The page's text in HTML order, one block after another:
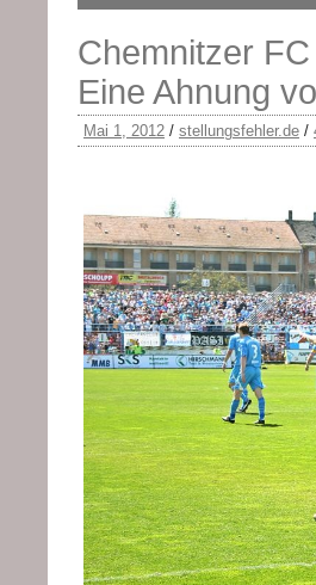
Chemnitzer
Eine Ahnung
Mai 1, 2012 / stellungsfehler.de /